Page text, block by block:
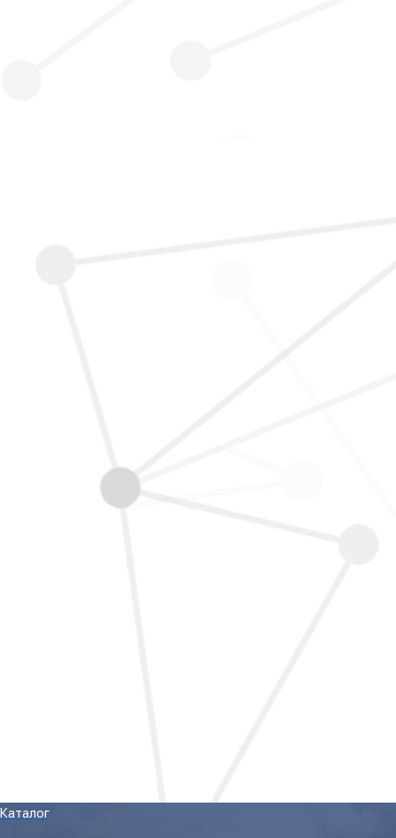
Каталог